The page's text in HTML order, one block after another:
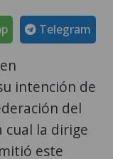
Telegram
intención de
del
cual la dirige
este